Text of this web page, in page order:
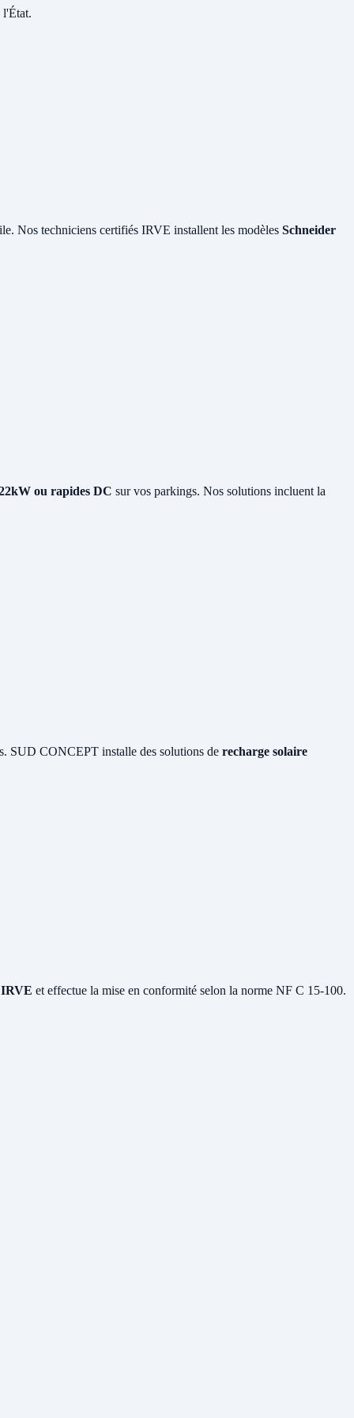
l'État.
Nos techniciens certifiés IRVE installent les modèles Schneider
ou rapides DC sur vos parkings. Nos solutions incluent la
SUD CONCEPT installe des solutions de recharge solaire
IRVE et effectue la mise en conformité selon la norme NF C 15-100.